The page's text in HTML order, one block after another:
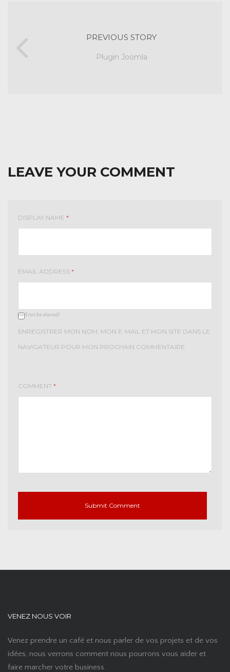
PREVIOUS STORY
Plugin Joomla
LEAVE YOUR COMMENT
DISPLAY NAME *
EMAIL ADDRESS *
(will not be shared)
ENREGISTRER MON NOM, MON E-MAIL ET MON SITE DANS LE
NAVIGATEUR POUR MON PROCHAIN COMMENTAIRE.
COMMENT *
VENEZ NOUS VOIR
Venez prendre un café et nous parler de vos projets et de vos
idées, nous verrons comment nous pourrons vous aider et
faire marcher votre business.